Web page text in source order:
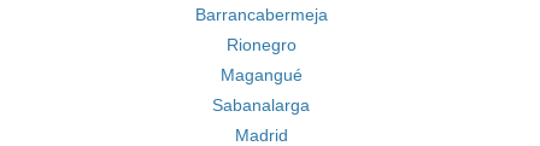
Barrancabermeja
Rionegro
Magangué
Sabanalarga
Madrid